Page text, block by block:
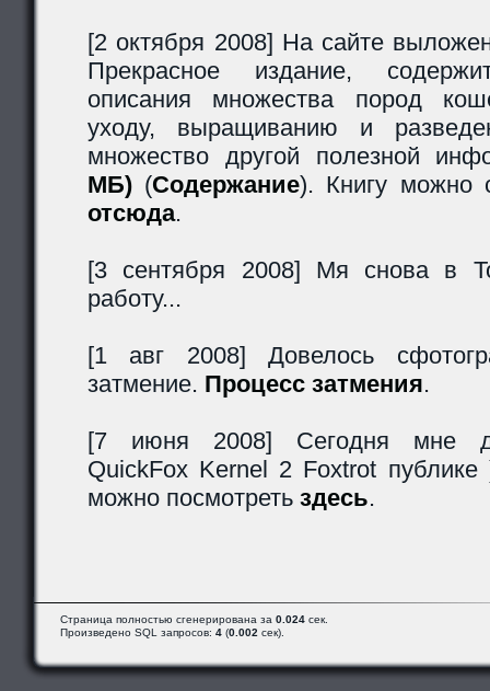
[2 октября 2008] На сайте
Прекрасное издание,
описания множества пород
уходу, выращиванию и
множество другой полезной
МБ) (Содержание). Книгу можно
отсюда.
[3 сентября 2008] Мя снова в
работу...
[1 авг 2008] Довелось
затмение. Процесс затмения.
[7 июня 2008] Сегодня мне
QuickFox Kernel 2 Foxtrot
можно посмотреть здесь.
Страница полностью сгенерирована за 0.024 сек.
Произведено SQL запросов: 4 (0.002 сек).